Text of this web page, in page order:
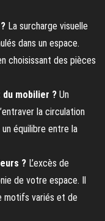
La surcharge visuelle
dans un espace.
choisissant des pièces
du mobilier ? Un
la circulation
équilibre entre la
? L’excès de
de votre espace. Il
motifs variés et de